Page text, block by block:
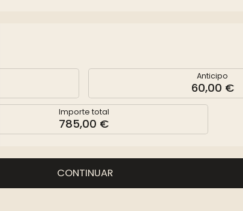
Anticipo
60,00 €
Importe total
785,00 €
CONTINUAR